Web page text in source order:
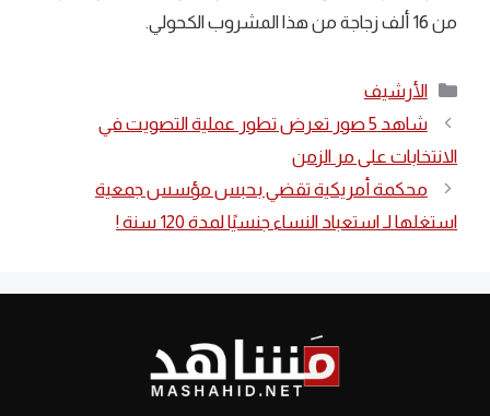
من 16 ألف زجاجة من هذا المشروب الكحولي.
التصنيفات
الأرشيف
شاهد 5 صور تعرض تطور عملية التصويت في
الانتخابات على مر الزمن
محكمة أمريكية تقضي بحبس مؤسس جمعية
استغلها لـ استعباد النساء جنسيًا لمدة 120 سنة !